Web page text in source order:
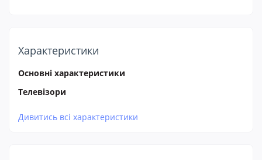
Характеристики
Основні характеристики
Телевізори
Дивитись всі характеристики